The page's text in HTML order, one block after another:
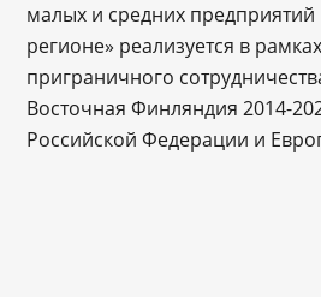
малых и средних
регионе» реализуется в
приграничного
Восточная Финляндия 2014-
Российской Федерации и